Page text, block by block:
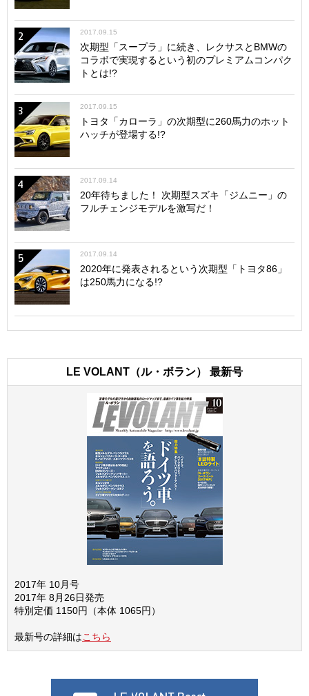
2 2017.09.15
次期型「スープラ」に続き、レクサスとBMWの
コラボで実現するという初のプレミアムコンパク
トとは!?
3 2017.09.15
トヨタ「カローラ」の次期型に260馬力のホット
ハッチが登場する!?
4 2017.09.14
20年待ちました！ 次期型スズキ「ジムニー」の
フルチェンジモデルを激写だ！
5 2017.09.14
2020年に発表されるという次期型「トヨタ86」
は250馬力になる!?
LE VOLANT（ル・ボラン） 最新号
2017年 10月号
2017年 8月26日発売
特別定価 1150円（本体 1065円）
最新号の詳細はこちら